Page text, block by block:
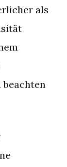
als